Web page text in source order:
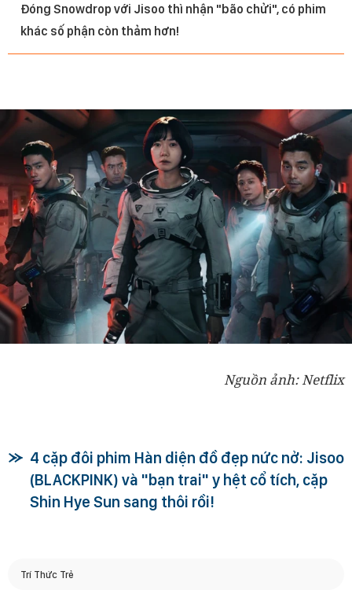
Đóng Snowdrop với Jisoo thì nhận "bão chửi", có phim
khác số phận còn thảm hơn!
Nguồn ảnh: Netflix
4 cặp đôi phim Hàn diện đồ đẹp nức nở: Jisoo
(BLACKPINK) và "bạn trai" y hệt cổ tích, cặp
Shin Hye Sun sang thôi rồi!
Trí Thức Trẻ